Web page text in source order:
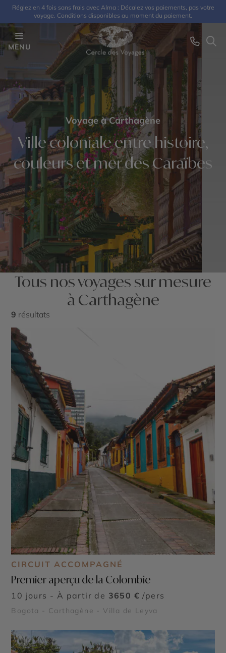
Réglez en 4 fois sans frais avec Alma : Décalez vos paiements, pas votre
voyage. Conditions disponibles au moment du paiement.
MENU
Voyage à Carthagène
Ville coloniale entre histoire,
couleurs et mer des Caraïbes
Tous nos voyages sur mesure
à Carthagène
9 résultats
CIRCUIT ACCOMPAGNÉ
Premier aperçu de la Colombie
10 jours - À partir de 3650 € /pers
Bogota - Carthagène - Villa de Leyva